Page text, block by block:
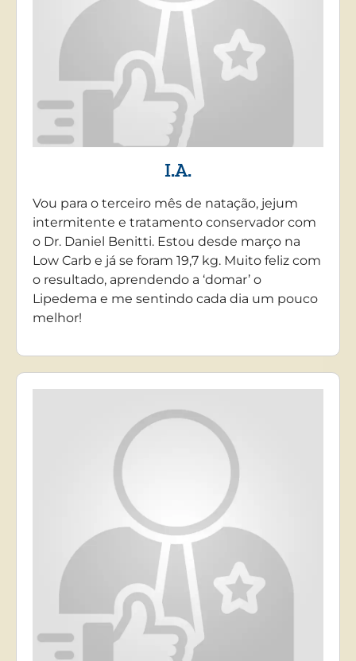
I.A.
Vou para o terceiro mês de natação, jejum
intermitente e tratamento conservador com
o Dr. Daniel Benitti. Estou desde março na
Low Carb e já se foram 19,7 kg. Muito feliz com
o resultado, aprendendo a ‘domar’ o
Lipedema e me sentindo cada dia um pouco
melhor!